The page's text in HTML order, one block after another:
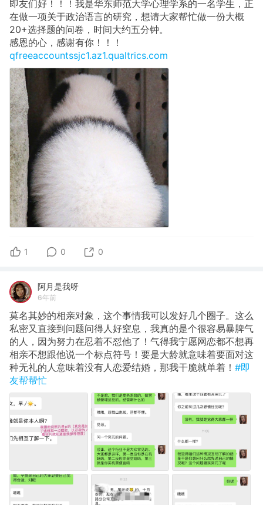
即友们好！！！我是华东师范大学心理学系的一名学生，正
在做一项关于政治语言的研究，想请大家帮忙做一份大概
20+选择题的问卷，时间大约五分钟。
感恩的心，感谢有你！！！
qfreeaccountssjc1.az1.qualtrics.com
1 0 0
阿月是我呀
6年前
莫名其妙的相亲对象，这个事情我可以发好几个圈子。这么
私密又直接到问题问得人好窒息，我真的是个很容易暴脾气
的人，因为努力在忍着不怼他了！气得我宁愿网恋都不想再
相亲不想跟他说一个标点符号！要是大龄就意味着要面对这
种无礼的人意味着没有人恋爱结婚，那我干脆就单着！ #即
友帮帮忙